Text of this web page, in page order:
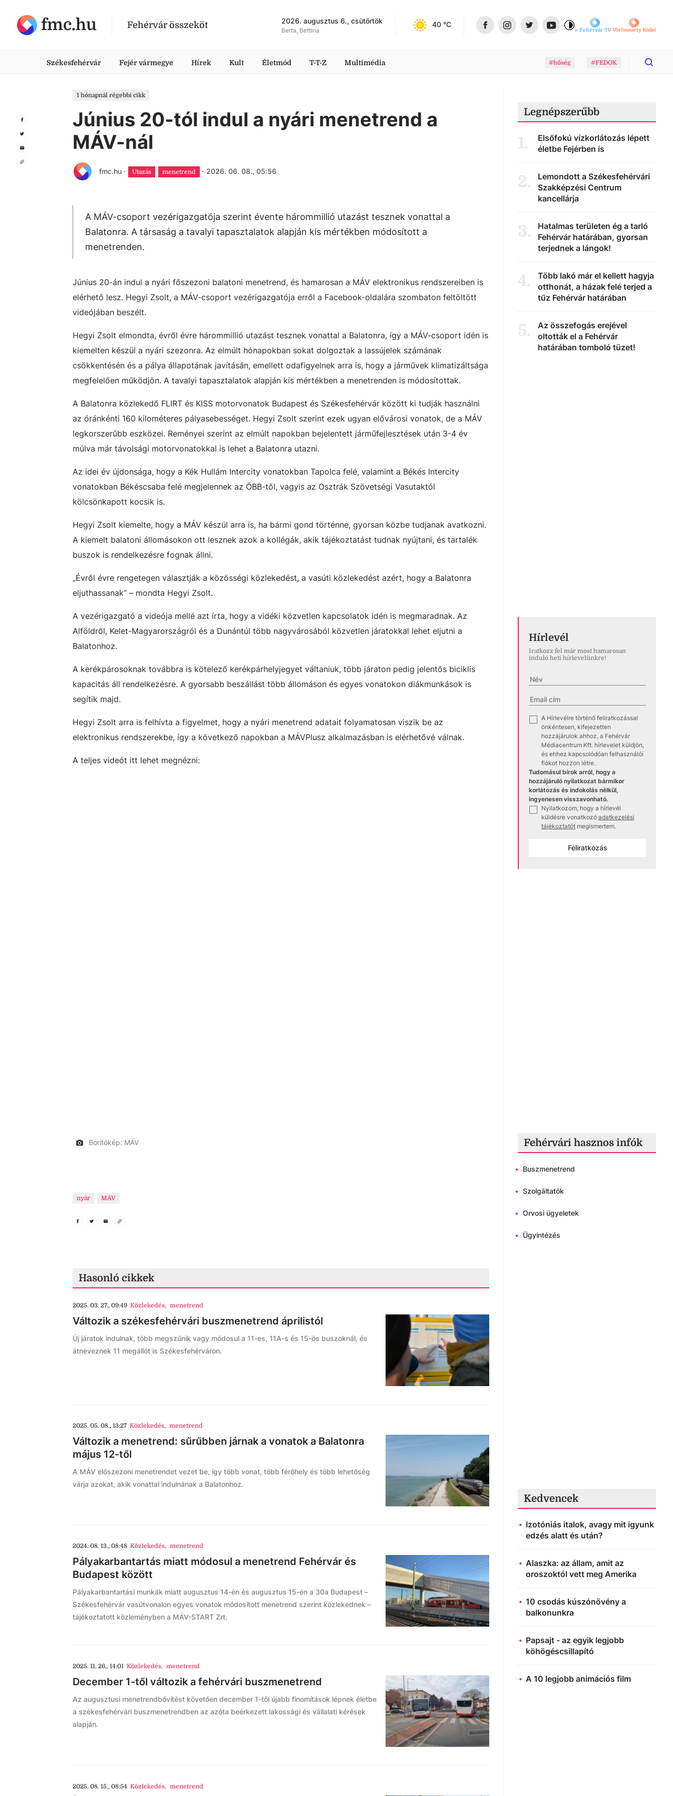
fmc.hu Fehérvár összeköt 2026. augusztus 6., csütörtök
Berta, Bettina
40 °C
Fehérvár-TVVörösmarty Rádió
Székesfehérvár Fejér vármegye Hírek Kult Életmód T-T-Z Multimédia #hőség #FEDOK
1 hónapnál régebbi cikk
Június 20-tól indul a nyári menetrend a
MÁV-nál
fmc.hu · Utazás menetrend · 2026. 06. 08., 05:56
A MÁV-csoport vezérigazgatója szerint évente hárommillió utazást tesznek vonattal a
Balatonra. A társaság a tavalyi tapasztalatok alapján kis mértékben módosított a
menetrenden.
Június 20-án indul a nyári főszezoni balatoni menetrend, és hamarosan a MÁV elektronikus rendszereiben is
elérhető lesz. Hegyi Zsolt, a MÁV-csoport vezérigazgatója erről a Facebook-oldalára szombaton feltöltött
videójában beszélt.
Hegyi Zsolt elmondta, évről évre hárommillió utazást tesznek vonattal a Balatonra, így a MÁV-csoport idén is
kiemelten készül a nyári szezonra. Az elmúlt hónapokban sokat dolgoztak a lassújelek számának
csökkentésén és a pálya állapotának javításán, emellett odafigyelnek arra is, hogy a járművek klimatizáltsága
megfelelően működjön. A tavalyi tapasztalatok alapján kis mértékben a menetrenden is módosítottak.
A Balatonra közlekedő FLIRT és KISS motorvonatok Budapest és Székesfehérvár között ki tudják használni
az óránkénti 160 kilométeres pályasebességet. Hegyi Zsolt szerint ezek ugyan elővárosi vonatok, de a MÁV
legkorszerűbb eszközei. Reményei szerint az elmúlt napokban bejelentett járműfejlesztések után 3-4 év
múlva már távolsági motorvonatokkal is lehet a Balatonra utazni.
Az idei év újdonsága, hogy a Kék Hullám Intercity vonatokban Tapolca felé, valamint a Békés Intercity
vonatokban Békéscsaba felé megjelennek az ÖBB-től, vagyis az Osztrák Szövetségi Vasutaktól
kölcsönkapott kocsik is.
Hegyi Zsolt kiemelte, hogy a MÁV készül arra is, ha bármi gond történne, gyorsan közbe tudjanak avatkozni.
A kiemelt balatoni állomásokon ott lesznek azok a kollégák, akik tájékoztatást tudnak nyújtani, és tartalék
buszok is rendelkezésre fognak állni.
„Évről évre rengetegen választják a közösségi közlekedést, a vasúti közlekedést azért, hogy a Balatonra
eljuthassanak” – mondta Hegyi Zsolt.
A vezérigazgató a videója mellé azt írta, hogy a vidéki közvetlen kapcsolatok idén is megmaradnak. Az
Alföldről, Kelet-Magyarországról és a Dunántúl több nagyvárosából közvetlen járatokkal lehet eljutni a
Balatonhoz.
A kerékpárosoknak továbbra is kötelező kerékpárhelyjegyet váltaniuk, több járaton pedig jelentős biciklis
kapacitás áll rendelkezésre. A gyorsabb beszállást több állomáson és egyes vonatokon diákmunkások is
segítik majd.
Hegyi Zsolt arra is felhívta a figyelmet, hogy a nyári menetrend adatait folyamatosan viszik be az
elektronikus rendszerekbe, így a következő napokban a MÁVPlusz alkalmazásban is elérhetővé válnak.
A teljes videót itt lehet megnézni:
Borítókép: MÁV
nyár MÁV
Hasonló cikkek
2025. 03. 27., 09:49 Közlekedés, menetrend
Változik a székesfehérvári buszmenetrend áprilistól
Új járatok indulnak, több megszűnik vagy módosul a 11-es, 11A-s és 15-ös buszoknál, és
átneveznek 11 megállót is Székesfehérváron.
2025. 05. 08., 13:27 Közlekedés, menetrend
Változik a menetrend: sűrűbben járnak a vonatok a Balatonra
május 12-től
A MÁV előszezoni menetrendet vezet be, így több vonat, több férőhely és több lehetőség
várja azokat, akik vonattal indulnának a Balatonhoz.
2024. 08. 13., 08:48 Közlekedés, menetrend
Pályakarbantartás miatt módosul a menetrend Fehérvár és
Budapest között
Pályakarbantartási munkák miatt augusztus 14-én és augusztus 15-én a 30a Budapest –
Székesfehérvár vasútvonalon egyes vonatok módosított menetrend szerint közlekednek –
tájékoztatott közleményben a MÁV-START Zrt.
2025. 11. 26., 14:01 Közlekedés, menetrend
December 1-től változik a fehérvári buszmenetrend
Az augusztusi menetrendbővítést követően december 1-től újabb finomítások lépnek életbe
a székesfehérvári buszmenetrendben az azóta beérkezett lakossági és vállalati kérések
alapján.
2025. 08. 15., 08:54 Közlekedés, menetrend
Legnépszerűbb
1.
Elsőfokú vízkorlátozás lépett
életbe Fejérben is
2.
Lemondott a Székesfehérvári
Szakképzési Centrum
kancellárja
3.
Hatalmas területen ég a tarló
Fehérvár határában, gyorsan
terjednek a lángok!
4.
Több lakó már el kellett hagyja
otthonát, a házak felé terjed a
tűz Fehérvár határában
5.
Az összefogás erejével
oltották el a Fehérvár
határában tomboló tüzet!
Hírlevél
Iratkozz fel már most hamarosan
induló heti hírlevelünkre!
✓
A Hírlevélre történő feliratkozással
önkéntesen, kifejezetten
hozzájárulok ahhoz, a Fehérvár
Médiacentrum Kft. hírlevelet küldjön,
és ehhez kapcsolódóan felhasználói
fiókot hozzon létre.
Tudomásul bírok arról, hogy a
hozzájáruló nyilatkozat bármikor
korlátozás és indokolás nélkül,
ingyenesen visszavonható.
✓
Nyilatkozom, hogy a hírlevél
küldésre vonatkozó adatkezelési
tájékoztatót megismertem.
Feliratkozás
Fehérvári hasznos infók
• Buszmenetrend
• Szolgáltatók
• Orvosi ügyeletek
• Ügyintézés
Kedvencek
Izotóniás italok, avagy mit igyunk
edzés alatt és után?
Alaszka: az állam, amit az
oroszoktól vett meg Amerika
10 csodás kúszónövény a
balkonunkra
Papsajt - az egyik legjobb
köhögéscsillapító
A 10 legjobb animációs film